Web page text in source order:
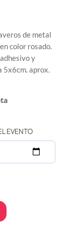
de metal
color rosado.
y
5x6cm. aprox.
EVENTO